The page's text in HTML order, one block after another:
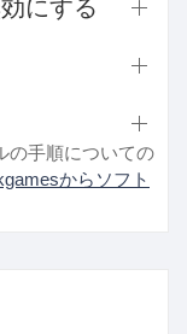
の手順についての
からソフト